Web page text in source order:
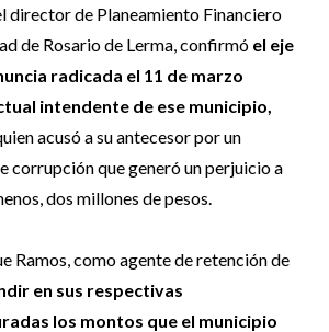
director de Planeamiento Financiero
de Rosario de Lerma, confirmó el eje
radicada el 11 de marzo
intendente de ese municipio,
acusó a su antecesor por un
corrupción que generó un perjuicio a
dos millones de pesos.
Ramos, como agente de retención de
en sus respectivas
los montos que el municipio